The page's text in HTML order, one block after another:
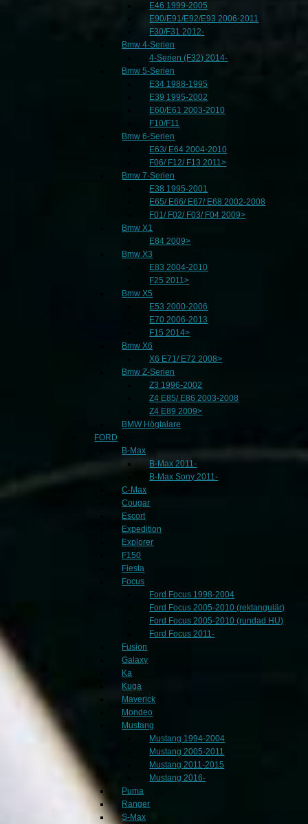
E46 1999-2005
E90/E91/E92/E93 2006-2011
F30/F31 2012-
Bmw 4-Serien
4-Serien (F32) 2014-
Bmw 5-Serien
E34 1988-1995
E39 1995-2002
E60/E61 2003-2010
F10/F11
Bmw 6-Serien
E63/ E64 2004-2010
F06/ F12/ F13 2011>
Bmw 7-Serien
E38 1995-2001
E65/ E66/ E67/ E68 2002-2008
F01/ F02/ F03/ F04 2009>
Bmw X1
E84 2009>
Bmw X3
E83 2004-2010
F25 2011>
Bmw X5
E53 2000-2006
E70 2006-2013
F15 2014>
Bmw X6
X6 E71/ E72 2008>
Bmw Z-Serien
Z3 1996-2002
Z4 E85/ E86 2003-2008
Z4 E89 2009>
BMW Högtalare
FORD
B-Max
B-Max 2011-
B-Max Sony 2011-
C-Max
Cougar
Escort
Expedition
Explorer
F150
Fiesta
Focus
Ford Focus 1998-2004
Ford Focus 2005-2010 (rektangulär)
Ford Focus 2005-2010 (rundad HU)
Ford Focus 2011-
Fusion
Galaxy
Ka
Kuga
Maverick
Mondeo
Mustang
Mustang 1994-2004
Mustang 2005-2011
Mustang 2011-2015
Mustang 2016-
Puma
Ranger
S-Max